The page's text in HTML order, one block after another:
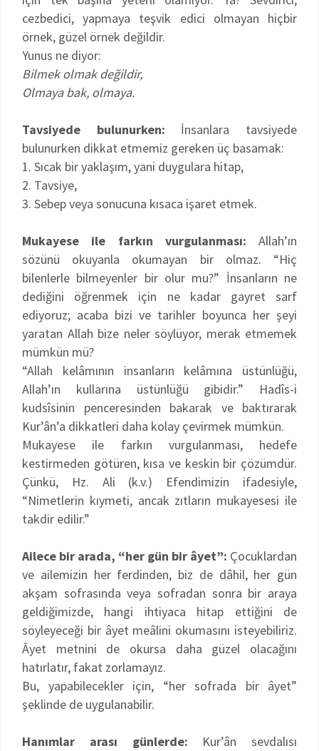
cezbedici, yapmaya teşvik edici olmayan hiçbir
örnek, güzel örnek değildir.
Yunus ne diyor:
Bilmek olmak değildir,
Olmaya bak, olmaya.
Tavsiyede bulunurken: İnsanlara tavsiyede
bulunurken dikkat etmemiz gereken üç basamak:
1. Sıcak bir yaklaşım, yani duygulara hitap,
2. Tavsiye,
3. Sebep veya sonucuna kısaca işaret etmek.
Mukayese ile farkın vurgulanması: Allah’ın
sözünü okuyanla okumayan bir olmaz. “Hiç
bilenlerle bilmeyenler bir olur mu?” İnsanların ne
dediğini öğrenmek için ne kadar gayret sarf
ediyoruz; acaba bizi ve tarihler boyunca her şeyi
yaratan Allah bize neler söylüyor, merak etmemek
mümkün mü?
“Allah kelâmının insanların kelâmına üstünlüğü,
Allah’ın kullarına üstünlüğü gibidir.” Hadîs-i
kudsîsinin penceresinden bakarak ve baktırarak
Kur’ân’a dikkatleri daha kolay çevirmek mümkün.
Mukayese ile farkın vurgulanması, hedefe
kestirmeden götüren, kısa ve keskin bir çözümdür.
Çünkü, Hz. Ali (k.v.) Efendimizin ifadesiyle,
“Nimetlerin kıymeti, ancak zıtların mukayesesi ile
takdir edilir.”
Ailece bir arada, “her gün bir âyet”: Çocuklardan
ve ailemizin her ferdinden, biz de dâhil, her gün
akşam sofrasında veya sofradan sonra bir araya
geldiğimizde, hangi ihtiyaca hitap ettiğini de
söyleyeceği bir âyet meâlini okumasını isteyebiliriz.
Âyet metnini de okursa daha güzel olacağını
hatırlatır, fakat zorlamayız.
Bu, yapabilecekler için, “her sofrada bir âyet”
şeklinde de uygulanabilir.
Hanımlar arası günlerde: Kur’ân sevdalısı